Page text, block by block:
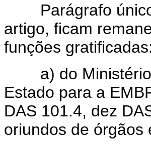
Parágrafo único.
artigo, ficam
funções gratificadas:
a) do Ministério
Estado para a
DAS 101.4, dez
oriundos de órgãos